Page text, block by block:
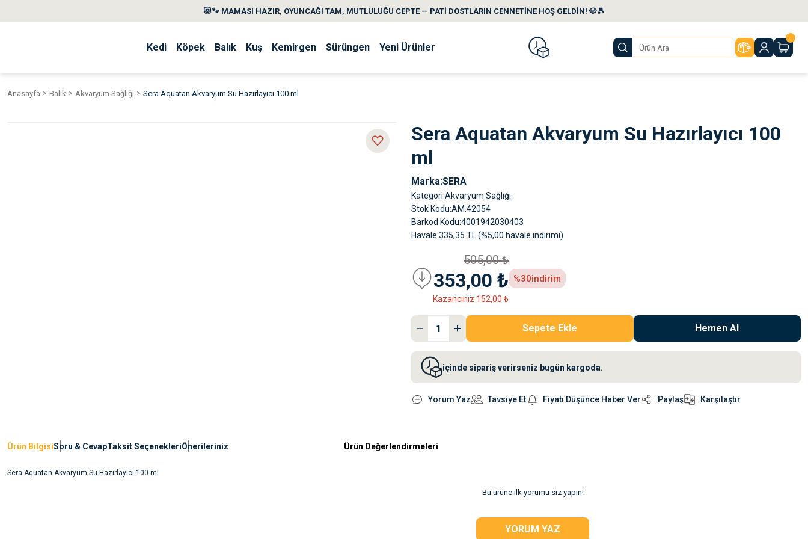
😻🐾 MAMASI HAZIR, OYUNCAĞI TAM, MUTLULUĞU CEPTE — PATİ DOSTLARIN CENNETİNE HOŞ GELDİN! 🐶🎾
Kedi Köpek Balık Kuş Kemirgen Sürüngen Yeni Ürünler
Anasayfa Balık Akvaryum Sağlığı Sera Aquatan Akvaryum Su Hazırlayıcı 100 ml
Sera Aquatan Akvaryum Su Hazırlayıcı 100
ml
Marka SERA
Kategori Akvaryum Sağlığı
Stok Kodu AM.42054
Barkod Kodu 4001942030403
Havale 335,35 TL (%5,00 havale indirimi)
505,00 ₺
353,00 ₺
Kazancınız 152,00 ₺
%30indirim
Sepete Ekle Hemen Al
içinde sipariş verirseniz bugün kargoda.
Yorum Yaz Tavsiye Et Fiyatı Düşünce Haber Ver Paylaş Karşılaştır
Ürün BilgisiSoru & CevapTaksit SeçenekleriÖnerileriniz
Sera Aquatan Akvaryum Su Hazırlayıcı 100 ml
Ürün Değerlendirmeleri
Bu ürüne ilk yorumu siz yapın!
YORUM YAZ